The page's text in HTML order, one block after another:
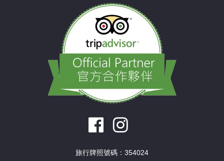
旅行牌照號碼：354024